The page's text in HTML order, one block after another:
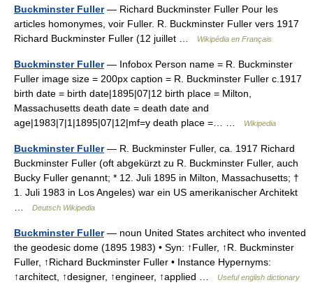
Buckminster Fuller— Richard Buckminster Fuller Pour les
articles homonymes, voir Fuller. R. Buckminster Fuller vers 1917
Richard Buckminster Fuller (12 juillet …
Wikipédia en Français
Buckminster Fuller— Infobox Person name = R. Buckminster
Fuller image size = 200px caption = R. Buckminster Fuller c.1917
birth date = birth date|1895|07|12 birth place = Milton,
Massachusetts death date = death date and
age|1983|7|1|1895|07|12|mf=y death place =… …
Wikipedia
Buckminster Fuller— R. Buckminster Fuller, ca. 1917 Richard
Buckminster Fuller (oft abgekürzt zu R. Buckminster Fuller, auch
Bucky Fuller genannt; * 12. Juli 1895 in Milton, Massachusetts; †
1. Juli 1983 in Los Angeles) war ein US amerikanischer Architekt
Deutsch Wikipedia
Buckminster Fuller— noun United States architect who invented
the geodesic dome (1895 1983) • Syn: ↑Fuller, ↑R. Buckminster
Fuller, ↑Richard Buckminster Fuller • Instance Hypernyms:
↑architect, ↑designer, ↑engineer, ↑applied …
Useful english dictionary